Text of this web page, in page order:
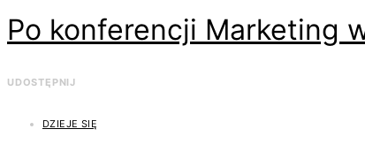
Po konferencji Marketing
UDOSTĘPNIJ
DZIEJE SIĘ